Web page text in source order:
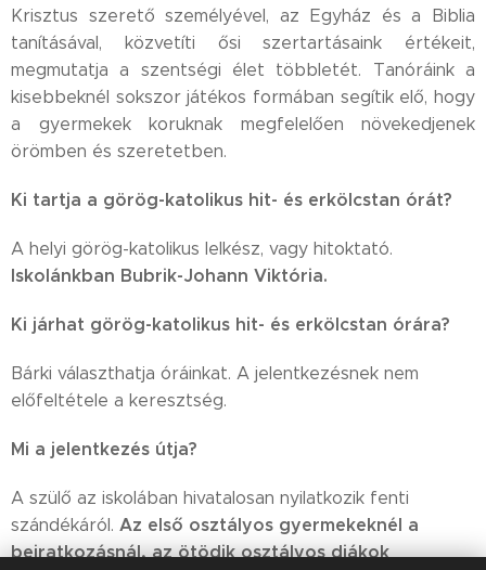
Krisztus szerető személyével, az Egyház és a Biblia
tanításával, közvetíti ősi szertartásaink értékeit,
megmutatja a szentségi élet többletét. Tanóráink a
kisebbeknél sokszor játékos formában segítik elő, hogy
a gyermekek koruknak megfelelően növekedjenek
örömben és szeretetben.
Ki tartja a görög-katolikus hit- és erkölcstan órát?
A helyi görög-katolikus lelkész, vagy hitoktató.
Iskolánkban Bubrik-Johann Viktória.
Ki járhat görög-katolikus hit- és erkölcstan órára?
Bárki választhatja óráinkat. A jelentkezésnek nem
előfeltétele a keresztség.
Mi a jelentkezés útja?
A szülő az iskolában hivatalosan nyilatkozik fenti
szándékáról. Az első osztályos gyermekeknél a
beiratkozásnál, az ötödik osztályos diákok